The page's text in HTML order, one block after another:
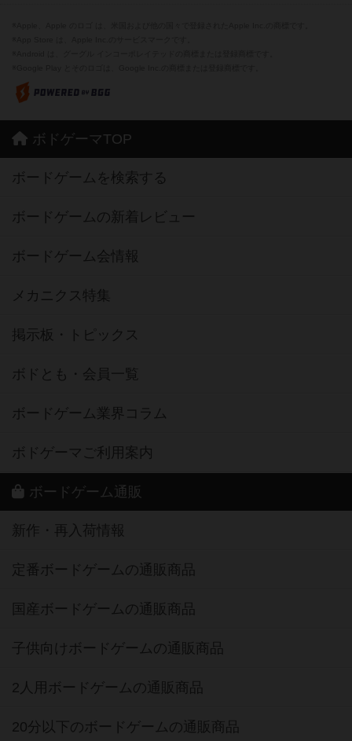
ボドゲーマTOP
ボードゲームを検索する
ボードゲームの新着レビュー
ボードゲーム会情報
メカニクス特集
掲示板・トピックス
ボドとも・会員一覧
ボードゲーム業界コラム
ボドゲーマご利用案内
ボードゲーム通販
新作・再入荷情報
定番ボードゲームの通販商品
国産ボードゲームの通販商品
子供向けボードゲームの通販商品
2人用ボードゲームの通販商品
20分以下のボードゲームの通販商品